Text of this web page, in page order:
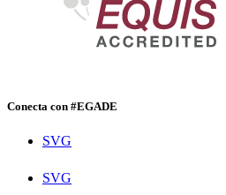
Conecta con #EGADE
SVG
SVG